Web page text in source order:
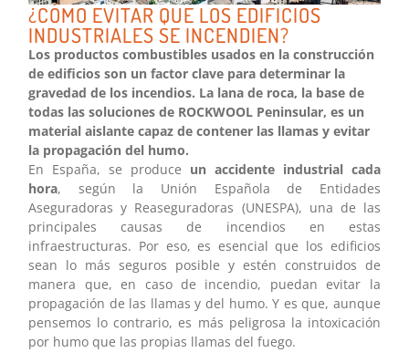
¿CÓMO EVITAR QUE LOS EDIFICIOS
INDUSTRIALES SE INCENDIEN?
Los productos combustibles usados en la construcción
de edificios son un factor clave para determinar la
gravedad de los incendios. La lana de roca, la base de
todas las soluciones de ROCKWOOL Peninsular, es un
material aislante capaz de contener las llamas y evitar
la propagación del humo.
En España, se produce un accidente industrial cada
hora, según la Unión Española de Entidades
Aseguradoras y Reaseguradoras (UNESPA), una de las
principales causas de incendios en estas
infraestructuras. Por eso, es esencial que los edificios
sean lo más seguros posible y estén construidos de
manera que, en caso de incendio, puedan evitar la
propagación de las llamas y del humo. Y es que, aunque
pensemos lo contrario, es más peligrosa la intoxicación
por humo que las propias llamas del fuego.